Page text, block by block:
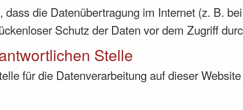
dass die Datenübertragung im Internet (z. B.
Schutz der Daten vor dem Zugriff
Stelle
für die Datenverarbeitung auf dieser